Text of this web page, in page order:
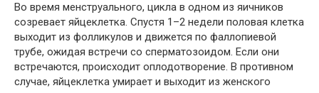
Во время менструального, цикла в одном из яичников
созревает яйцеклетка. Спустя 1–2 недели половая клетка
выходит из фолликулов и движется по фаллопиевой
трубе, ожидая встречи со сперматозоидом. Если они
встречаются, происходит оплодотворение. В противном
случае, яйцеклетка умирает и выходит из женского